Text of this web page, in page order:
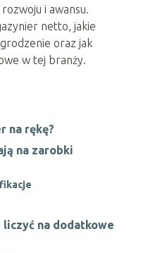
i awansu.
netto, jakie
oraz jak
w tej branży.
na rękę?
na zarobki
liczyć na dodatkowe